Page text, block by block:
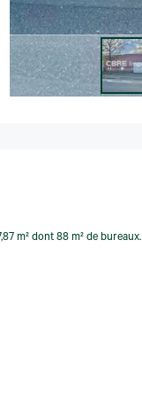
m² dont 88 m² de bureaux.